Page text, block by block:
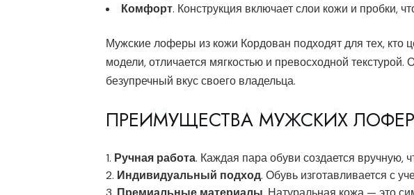
Комфорт. Конструкция включает слои кожи и пробки,
Мужские лоферы из кожи Кордован подходят для тех, кто
модели, отличается мягкостью и превосходной
безупречный вкус своего владельца.
ПРЕИМУЩЕСТВА МУЖСКИХ
Ручная работа. Каждая пара обуви создается вручную,
Индивидуальный подход. Обувь изготавливается с